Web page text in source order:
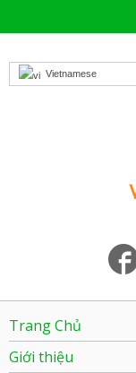
Vietnamese
Trang Chủ
Giới thiệu